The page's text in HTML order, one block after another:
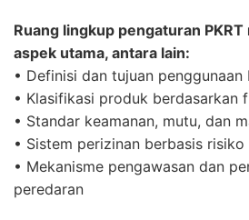
Ruang lingkup pengaturan
aspek utama, antara lain:
• Definisi dan tujuan penggunaan
• Klasifikasi produk berdasarkan
• Standar keamanan, mutu, dan
• Sistem perizinan berbasis risiko
• Mekanisme pengawasan dan
peredaran